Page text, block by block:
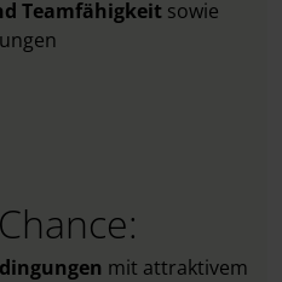
Teamfähigkeit sowie
mit attraktivem